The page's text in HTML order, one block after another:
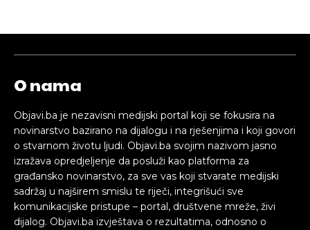
O nama
Objavi.ba je nezavisni medijski portal koji se fokusira na
novinarstvo bazirano na dijalogu i na rješenjima i koji govori
o stvarnom životu ljudi. Objavi.ba svojim nazivom jasno
izražava opredjeljenje da posluži kao platforma za
građansko novinarstvo, za sve vas koji stvarate medijski
sadržaj u najširem smislu te riječi, integrišući sve
komunikacijske pristupe – portal, društvene mreže, živi
dijalog. Objavi.ba izvještava o rezultatima, odnosno o